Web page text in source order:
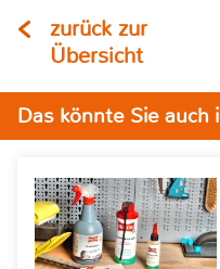
zurück zur
Übersicht
Das könnte Sie